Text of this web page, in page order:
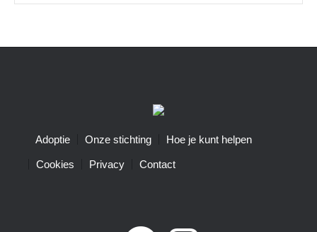
Adoptie Onze stichting Hoe je kunt helpen
Cookies Privacy Contact